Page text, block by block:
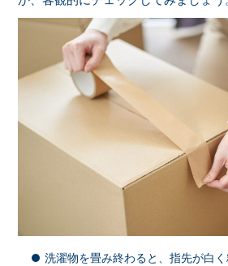
洗濯物を畳み終わると、指先が白